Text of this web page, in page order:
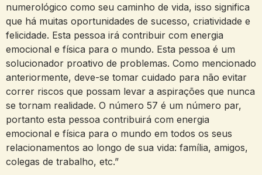
numerológico como seu caminho de vida, isso significa
que há muitas oportunidades de sucesso, criatividade e
felicidade. Esta pessoa irá contribuir com energia
emocional e física para o mundo. Esta pessoa é um
solucionador proativo de problemas. Como mencionado
anteriormente, deve-se tomar cuidado para não evitar
correr riscos que possam levar a aspirações que nunca
se tornam realidade. O número 57 é um número par,
portanto esta pessoa contribuirá com energia
emocional e física para o mundo em todos os seus
relacionamentos ao longo de sua vida: família, amigos,
colegas de trabalho, etc.”